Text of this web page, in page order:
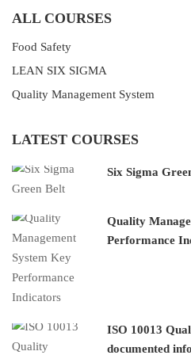
ALL COURSES
Food Safety
LEAN SIX SIGMA
Quality Management System
LATEST COURSES
Six Sigma
Quality
Performance
ISO 10013
documented